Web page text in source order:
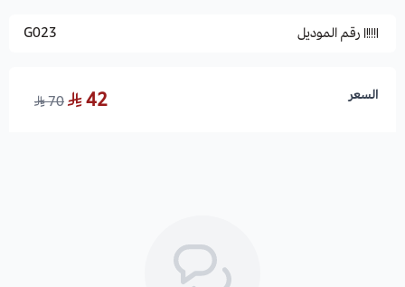
رقم الموديل G023
السعر 42
70